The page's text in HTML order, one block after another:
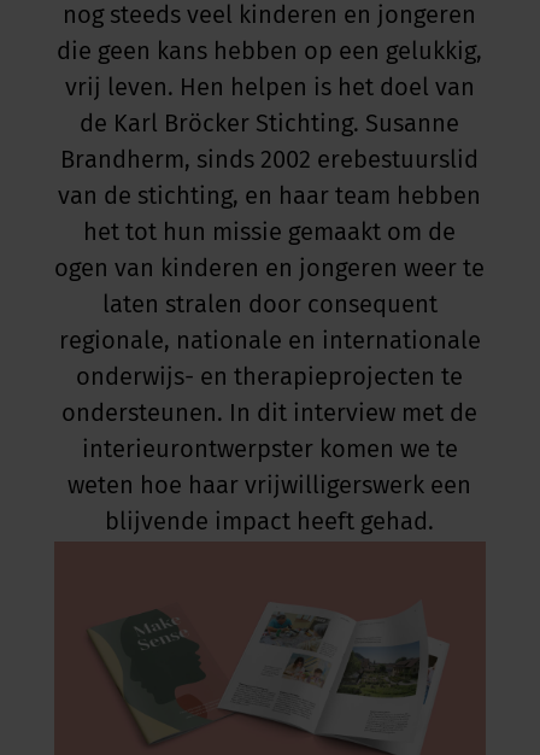
tools & accessoires
gezocht? voor Werkcafé &
op kantoor
nog steeds veel kinderen en jongeren
die geen kans hebben op een gelukkig,
vrij leven. Hen helpen is het doel van
de Karl Bröcker Stichting. Susanne
Brandherm, sinds 2002 erebestuurslid
van de stichting, en haar team hebben
het tot hun missie gemaakt om de
ogen van kinderen en jongeren weer te
laten stralen door consequent
regionale, nationale en internationale
onderwijs- en therapieprojecten te
ondersteunen. In dit interview met de
interieurontwerpster komen we te
weten hoe haar vrijwilligerswerk een
blijvende impact heeft gehad.